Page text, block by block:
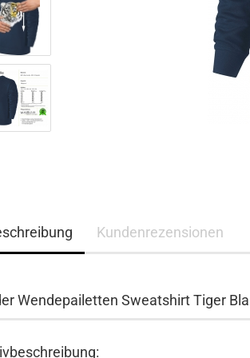
Kundenrezensionen
Wendepailetten Sweatshirt Tiger